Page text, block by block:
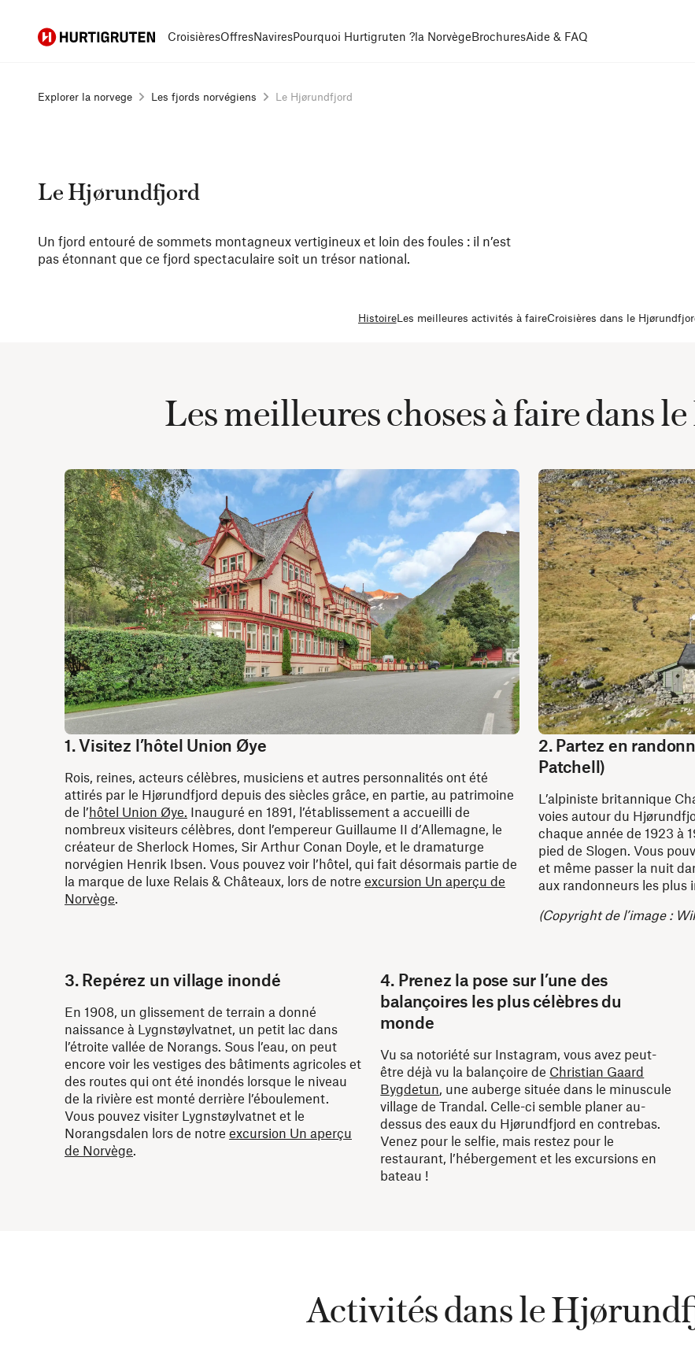
Hurtigruten CroisièresOffresNaviresPourquoi Hurtigruten ?la NorvègeBrochuresAide & FAQ
Explorer la norvege Les fjords norvégiens Le Hjørundfjord
Le Hjørundfjord
Un fjord entouré de sommets montagneux vertigineux et loin des foules : il n’est
pas étonnant que ce fjord spectaculaire soit un trésor national.
HistoireLes meilleures activités à faireCroisières dans le
Les meilleures choses à faire dans
1. Visitez l’hôtel Union Øye
Rois, reines, acteurs célèbres, musiciens et autres personnalités ont été
attirés par le Hjørundfjord depuis des siècles grâce, en partie, au patrimoine
de l’hôtel Union Øye. Inauguré en 1891, l’établissement a accueilli de
nombreux visiteurs célèbres, dont l’empereur Guillaume II d’Allemagne, le
créateur de Sherlock Homes, Sir Arthur Conan Doyle, et le dramaturge
norvégien Henrik Ibsen. Vous pouvez voir l’hôtel, qui fait désormais partie de
la marque de luxe Relais & Châteaux, lors de notre excursion Un aperçu de
Norvège.
2. Partez en
Patchell)
L’alpiniste britannique
voies autour du
chaque année de 1923 à
pied de Slogen. Vous
et même passer la nuit
aux randonneurs les plus
(Copyright de l’image :
3. Repérez un village inondé
En 1908, un glissement de terrain a donné
naissance à Lygnstøylvatnet, un petit lac dans
l’étroite vallée de Norangs. Sous l’eau, on peut
encore voir les vestiges des bâtiments agricoles et
des routes qui ont été inondés lorsque le niveau
de la rivière est monté derrière l’éboulement.
Vous pouvez visiter Lygnstøylvatnet et le
Norangsdalen lors de notre excursion Un aperçu
de Norvège.
4. Prenez la pose sur l’une des
balançoires les plus célèbres du
monde
Vu sa notoriété sur Instagram, vous avez peut-
être déjà vu la balançoire de Christian Gaard
Bygdetun, une auberge située dans le minuscule
village de Trandal. Celle-ci semble planer au-
dessus des eaux du Hjørundfjord en contrebas.
Venez pour le selfie, mais restez pour le
restaurant, l’hébergement et les excursions en
bateau !
Activités dans le